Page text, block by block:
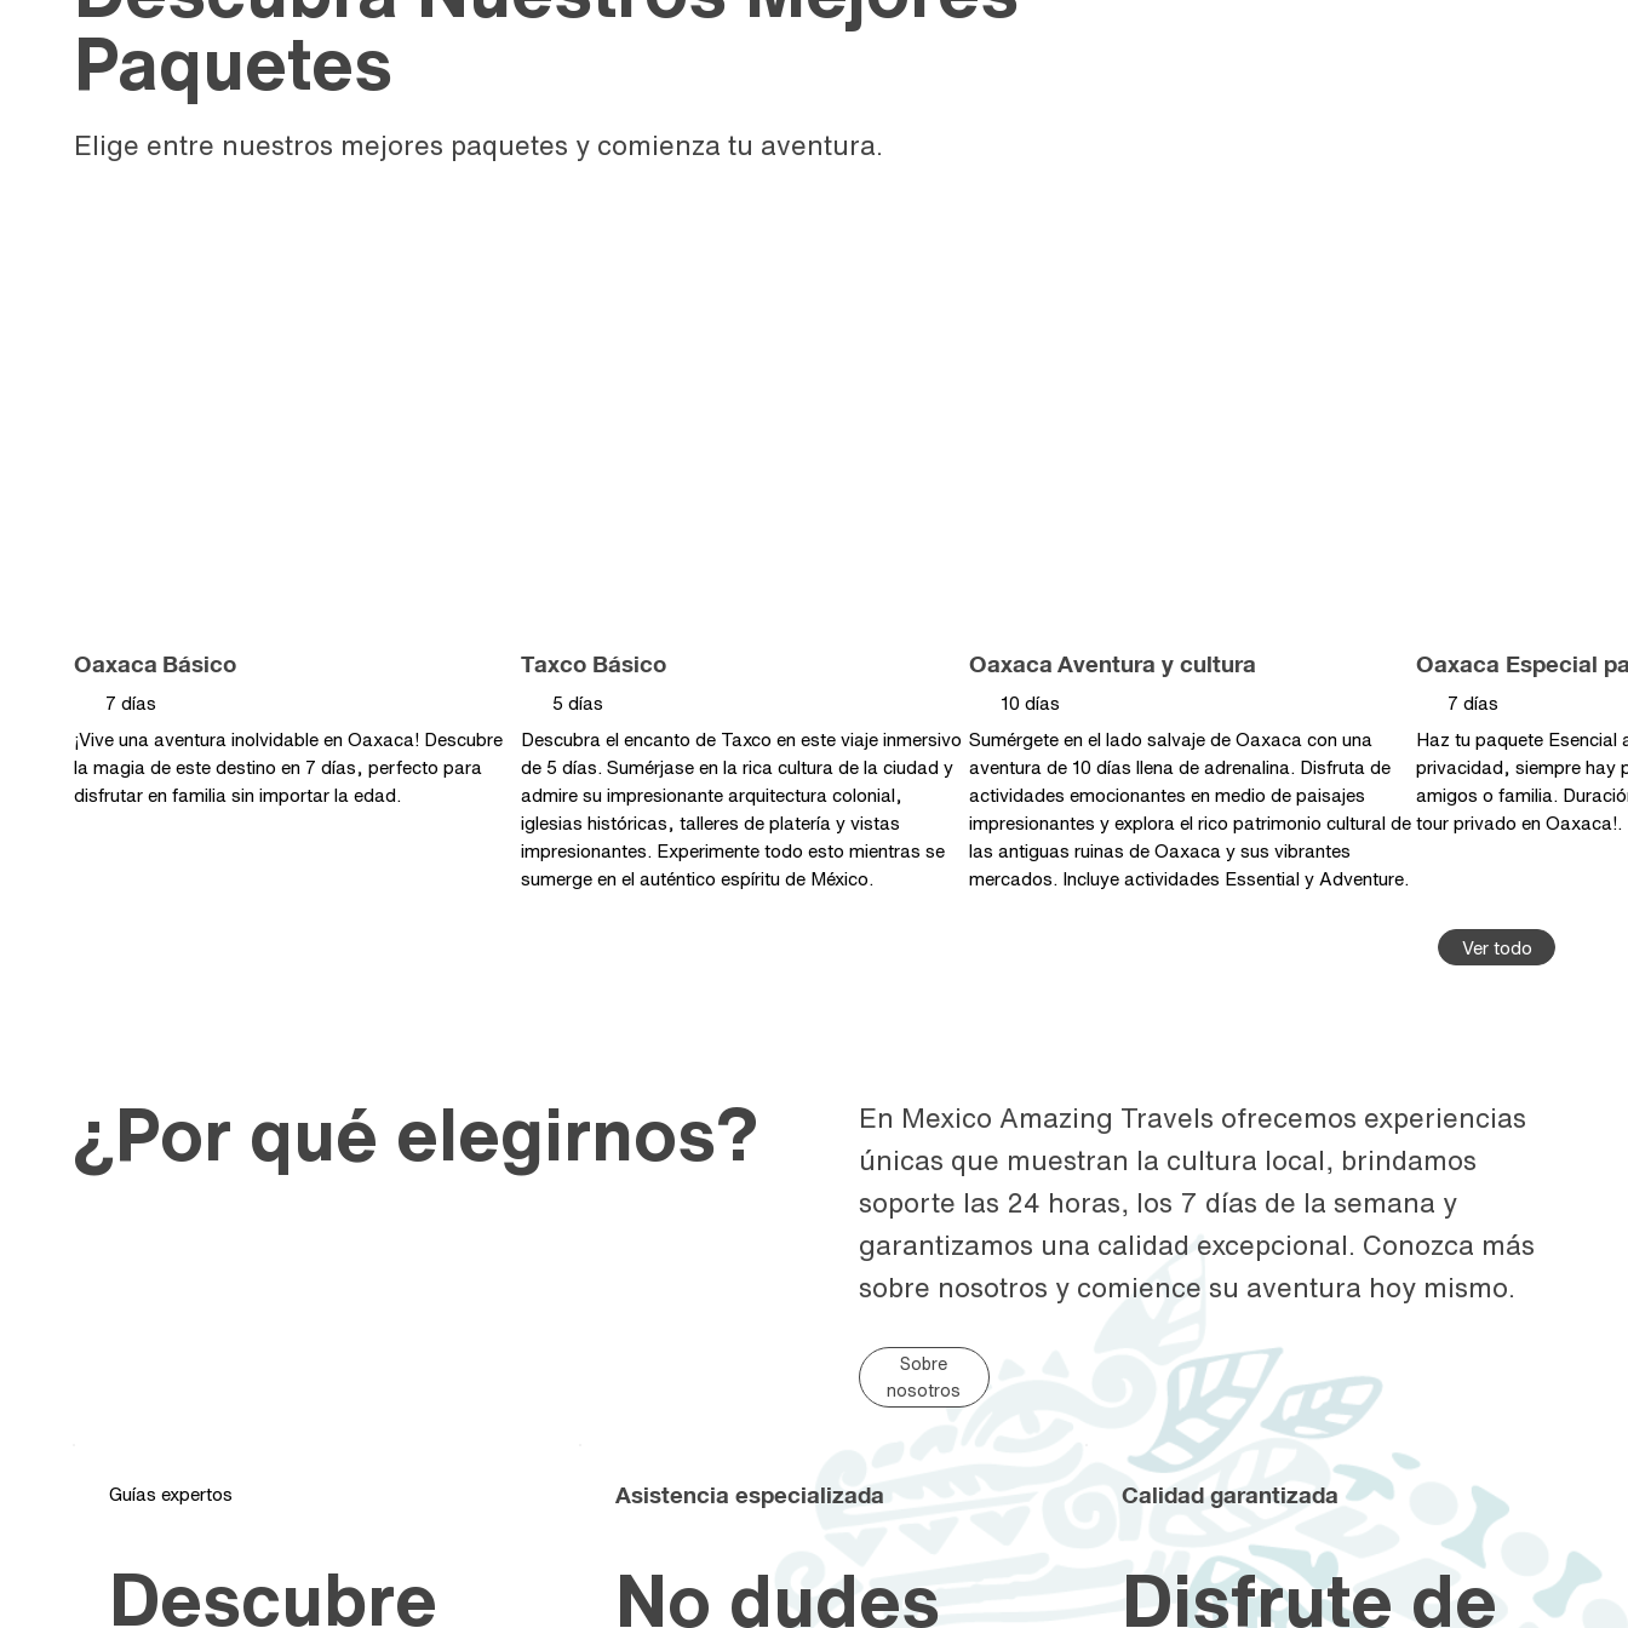
Ver todo
Oaxaca Básico
7 días
¡Vive una aventura inolvidable en Oaxaca! Descubre
la magia de este destino en 7 días, perfecto para
disfrutar en familia sin importar la edad.
Taxco Básico
5 días
Descubra el encanto de Taxco en este viaje inmersivo
de 5 días. Sumérjase en la rica cultura de la ciudad y
admire su impresionante arquitectura colonial,
iglesias históricas, talleres de platería y vistas
impresionantes. Experimente todo esto mientras se
sumerge en el auténtico espíritu de México.
Oaxaca Aventura y cultura
10 días
Sumérgete en el lado salvaje de Oaxaca con una
aventura de 10 días llena de adrenalina. Disfruta de
actividades emocionantes en medio de paisajes
impresionantes y explora el rico patrimonio cultural de
las antiguas ruinas de Oaxaca y sus vibrantes
mercados. Incluye actividades Essential y Adventure.
Oaxaca Especial
7 días
Haz tu paquete Esencial
privacidad, siempre hay
amigos o familia.
tour privado en Oaxaca!.
Paquetes
Elige entre nuestros mejores paquetes y comienza tu aventura.
¿Por qué elegirnos?
En Mexico Amazing Travels ofrecemos experiencias
únicas que muestran la cultura local, brindamos
soporte las 24 horas, los 7 días de la semana y
garantizamos una calidad excepcional. Conozca más
sobre nosotros y comience su aventura hoy mismo.
Sobre
nosotros
Guías expertos
Descubre
Asistencia especializada
No dudes
Calidad garantizada
Disfrute de